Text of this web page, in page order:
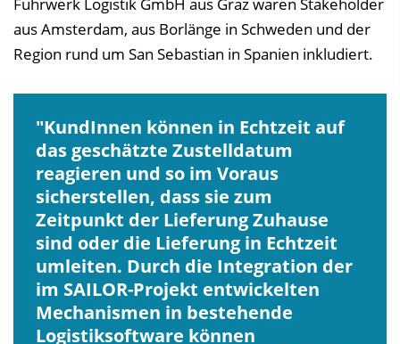
aus Amsterdam, aus Borlänge in Schweden und der
Region rund um San Sebastian in Spanien inkludiert.
KundInnen können in Echtzeit auf
das geschätzte Zustelldatum
reagieren und so im Voraus
sicherstellen, dass sie zum
Zeitpunkt der Lieferung Zuhause
sind oder die Lieferung in Echtzeit
umleiten. Durch die Integration der
im SAILOR-Projekt entwickelten
Mechanismen in bestehende
Logistiksoftware können